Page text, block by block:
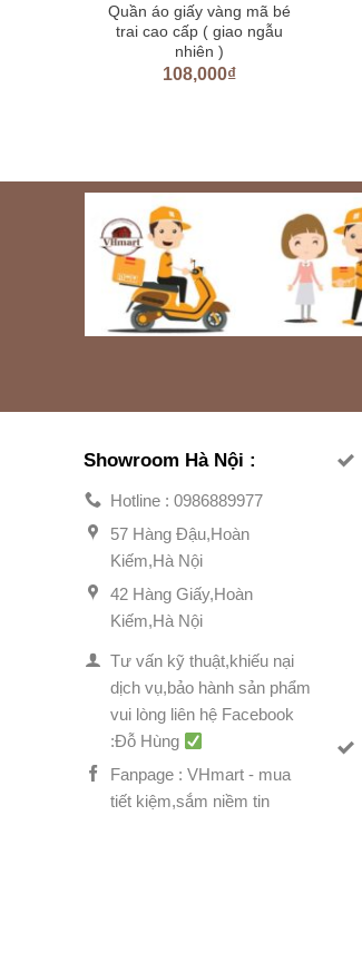
Quần áo giấy vàng mã bé
trai cao cấp ( giao ngẫu
nhiên )
108,000₫
Showroom Hà Nội :
Hotline : 0986889977
57 Hàng Đậu,Hoàn
Kiếm,Hà Nội
42 Hàng Giấy,Hoàn
Kiếm,Hà Nội
Tư vấn kỹ thuật,khiếu nại
dịch vụ,bảo hành sản phẩm
vui lòng liên hệ Facebook
:Đỗ Hùng
Fanpage : VHmart - mua
tiết kiệm,sắm niềm tin